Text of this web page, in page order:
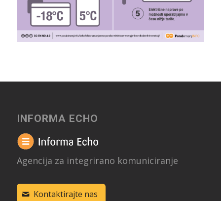
INFORMA ECHO
Agencija za integrirano komuniciranje
Kontaktirajte nas